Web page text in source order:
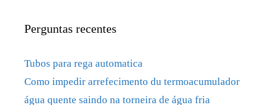
Perguntas recentes
Tubos para rega automatica
Como impedir arrefecimento du termoacumulador
água quente saindo na torneira de água fria